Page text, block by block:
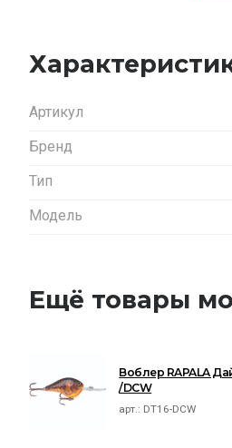
Артикул
Бренд
Тип
Модель
Ещё товары
Воблер RAPALA
/DCW
арт.: DT16-DCW